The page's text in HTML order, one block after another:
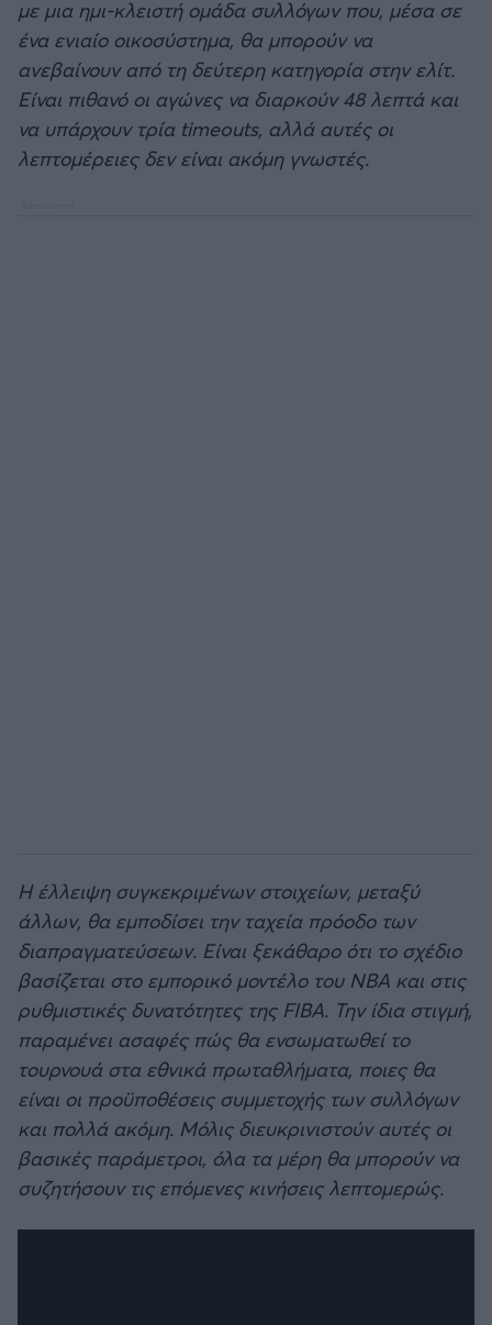
με μια ημι-κλειστή ομάδα συλλόγων που, μέσα σε
ένα ενιαίο οικοσύστημα, θα μπορούν να
ανεβαίνουν από τη δεύτερη κατηγορία στην ελίτ.
Είναι πιθανό οι αγώνες να διαρκούν 48 λεπτά και
να υπάρχουν τρία timeouts, αλλά αυτές οι
λεπτομέρειες δεν είναι ακόμη γνωστές.
Η έλλειψη συγκεκριμένων στοιχείων, μεταξύ
άλλων, θα εμποδίσει την ταχεία πρόοδο των
διαπραγματεύσεων. Είναι ξεκάθαρο ότι το σχέδιο
βασίζεται στο εμπορικό μοντέλο του ΝΒΑ και στις
ρυθμιστικές δυνατότητες της FIBA. Την ίδια στιγμή,
παραμένει ασαφές πώς θα ενσωματωθεί το
τουρνουά στα εθνικά πρωταθλήματα, ποιες θα
είναι οι προϋποθέσεις συμμετοχής των συλλόγων
και πολλά ακόμη. Μόλις διευκρινιστούν αυτές οι
βασικές παράμετροι, όλα τα μέρη θα μπορούν να
συζητήσουν τις επόμενες κινήσεις λεπτομερώς.